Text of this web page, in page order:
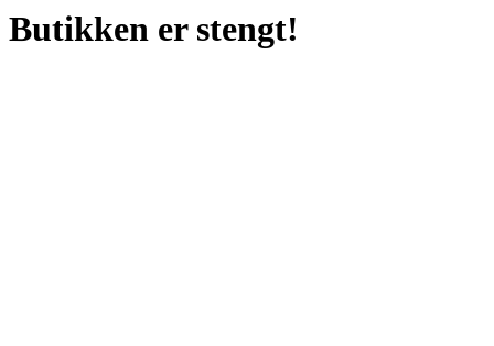
Butikken er stengt!